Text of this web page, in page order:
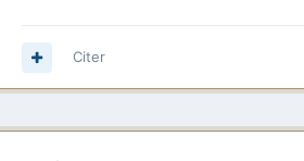
Citer